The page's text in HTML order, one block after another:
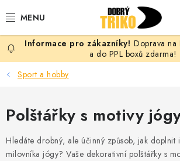
na
PRO ŽENY
PRO MUŽE
PRO DĚTI
DOPLŇKY
Doprava na
a do PPL boxů zdarma!
Sport a hobby
Polštářky s motivy
Hledáte drobný, ale účinný způsob, jak doplnit
milovníka jógy? Vaše dekorativní polštářky s